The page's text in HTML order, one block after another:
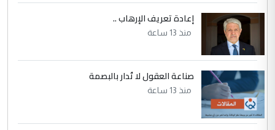
إعادة تعريف الإرهاب ..
منذ 13 ساعة
صناعة العقول لا تُدار بالبصمة
منذ 13 ساعة